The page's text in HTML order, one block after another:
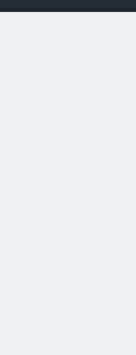
Menú
Widgets
Buscar